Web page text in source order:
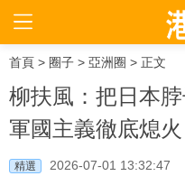
首頁 > 圈子 > 亞洲圈 > 正文
柳扶風：把日本
軍國主義徹底熄火
精選 2026-07-01 13:32:47